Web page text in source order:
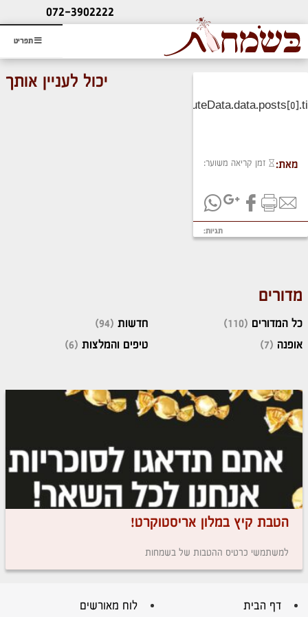
תפריט
ליעוץ חינם
והזמנת כרטיס שמחות
072-3902222
מאת: זמן קריאה משוער:
תגיות:
יכול לעניין אותך
מדורים
כל המדורים (110)
אופנה (7)
חדשות (94)
טיפים והמלצות (6)
הטבת קיץ במלון אריסטוקרט!
למשתמשי כרטיס ההטבות של בשמחות
דף הבית לוח מאורשים